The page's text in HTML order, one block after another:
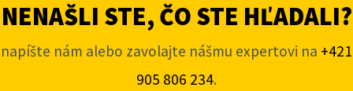
NENAŠLI STE, ČO STE HĽADALI?
napíšte nám alebo zavolajte nášmu expertovi na +421
905 806 234.